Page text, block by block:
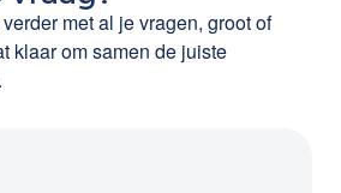
met al je vragen, groot of
klaar om samen de juiste